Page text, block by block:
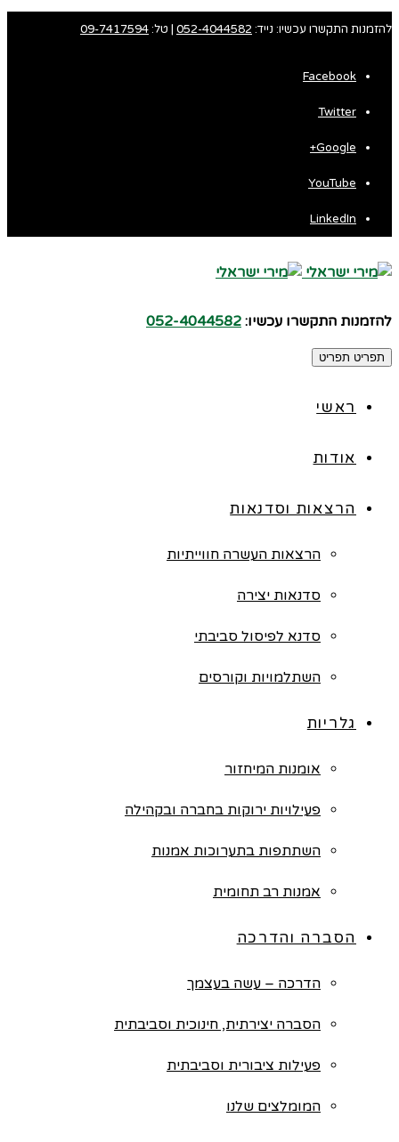
להזמנות התקשרו עכשיו: נייד: 052-4044582 | טל:09-7417594
Facebook
Twitter
Google+
YouTube
LinkedIn
להזמנות התקשרו עכשיו: 052-4044582
תפריט תפריט
ראשי
אודות
הרצאות וסדנאות
הרצאות העשרה חווייתיות
סדנאות יצירה
סדנא לפיסול סביבתי
השתלמויות וקורסים
גלריות
אומנות המיחזור
פעילויות ירוקות בחברה ובקהילה
השתתפות בתערוכות אמנות
אמנות רב תחומית
הסברה והדרכה
הדרכה – עשה בעצמך
הסברה יצירתית, חינוכית וסביבתית
פעילות ציבורית וסביבתית
המומלצים שלנו